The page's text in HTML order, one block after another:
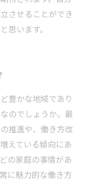
させることができ
思います。
豊かな地域であり
のでしょうか。最
推進や、働き方改
えている傾向にあ
の家庭の事情があ
に魅力的な働き方